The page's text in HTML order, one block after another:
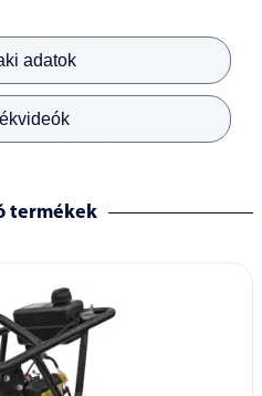
adatok
termékek